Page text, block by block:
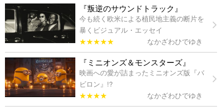
『叛逆のサウンドトラック』
今も続く欧米による植民地主義の断片を
暴くビジュアル・エッセイ
★★★★★
なかざわひでゆき
『ミニオンズ＆モンスターズ』
映画への愛が詰まったミニオンズ版『バ
ビロン』!?
★★★★
なかざわひでゆき